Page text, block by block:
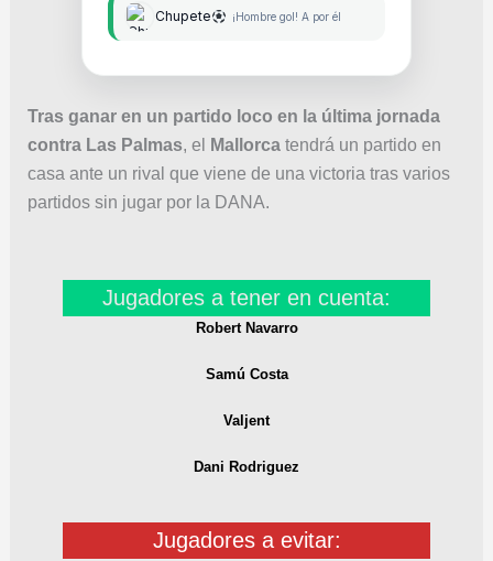
Chupete ¡Hombre gol! A por él
Tras ganar en un partido loco en la última jornada
contra Las Palmas, el Mallorca tendrá un partido en
casa ante un rival que viene de una victoria tras varios
partidos sin jugar por la DANA.
Jugadores a tener en cuenta:
Robert Navarro
Samú Costa
Valjent
Dani Rodriguez
Jugadores a evitar: